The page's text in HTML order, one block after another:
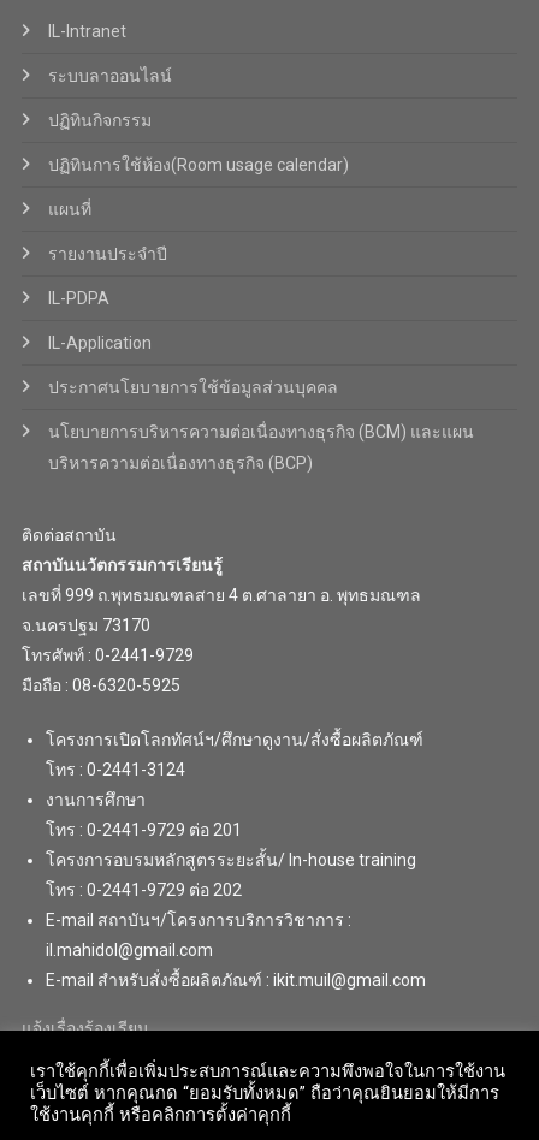
IL-Intranet
ระบบลาออนไลน์
ปฏิทินกิจกรรม
ปฏิทินการใช้ห้อง(Room usage calendar)
แผนที่
รายงานประจำปี
IL-PDPA
IL-Application
ประกาศนโยบายการใช้ข้อมูลส่วนบุคคล
นโยบายการบริหารความต่อเนื่องทางธุรกิจ (BCM) และแผน
บริหารความต่อเนื่องทางธุรกิจ (BCP)
ติดต่อสถาบัน
สถาบันนวัตกรรมการเรียนรู้
เลขที่ 999 ถ.พุทธมณฑลสาย 4 ต.ศาลายา อ. พุทธมณฑล
จ.นครปฐม 73170
โทรศัพท์ : 0-2441-9729
มือถือ : 08-6320-5925
โครงการเปิดโลกทัศน์ฯ/ศึกษาดูงาน/สั่งซื้อผลิตภัณฑ์
โทร : 0-2441-3124
งานการศึกษา
โทร : 0-2441-9729 ต่อ 201
โครงการอบรมหลักสูตรระยะสั้น/ In-house training
โทร : 0-2441-9729 ต่อ 202
E-mail สถาบันฯ/โครงการบริการวิชาการ :
il.mahidol@gmail.com
E-mail สำหรับสั่งซื้อผลิตภัณฑ์ : ikit.muil@gmail.com
แจ้งเรื่องร้องเรียน
เราใช้คุกกี้เพื่อเพิ่มประสบการณ์และความพึงพอใจในการใช้งาน
เว็บไซต์ หากคุณกด “ยอมรับทั้งหมด” ถือว่าคุณยินยอมให้มีการ
ใช้งานคุกกี้ หรือคลิกการตั้งค่าคุกกี้